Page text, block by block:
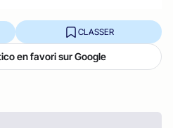
CLASSER
en favori sur Google